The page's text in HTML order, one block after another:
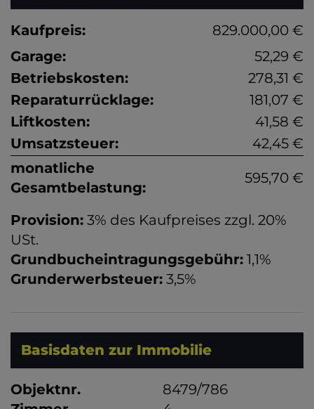
Kaufpreis:
829.000,00 €
Garage:
52,29 €
Betriebskosten:
278,31 €
Reparaturrücklage:
181,07 €
Liftkosten:
41,58 €
Umsatzsteuer:
42,45 €
monatliche
Gesamtbelastung:
595,70 €
Provision: 3% des Kaufpreises zzgl. 20%
USt.
Grundbucheintragungsgebühr: 1,1%
Grunderwerbsteuer: 3,5%
Basisdaten zur Immobilie
Objektnr.
8479/786